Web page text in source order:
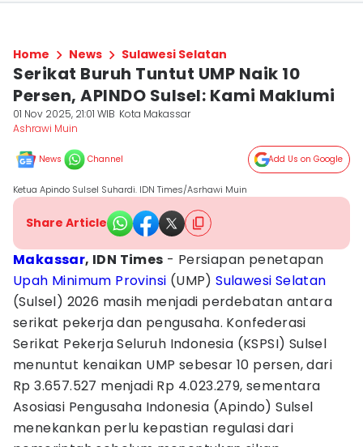
Home News Sulawesi Selatan
Serikat Buruh Tuntut UMP Naik 10
Persen, APINDO Sulsel: Kami Maklumi
01 Nov 2025, 21:01 WIB Kota Makassar
Ashrawi Muin
News Channel Add Us on Google
Ketua Apindo Sulsel Suhardi. IDN Times/Asrhawi Muin
Share Article
Makassar, IDN Times - Persiapan penetapan
Upah Minimum Provinsi (UMP)Sulawesi Selatan
(Sulsel) 2026 masih menjadi perdebatan antara
serikat pekerja dan pengusaha. Konfederasi
Serikat Pekerja Seluruh Indonesia (KSPSI) Sulsel
menuntut kenaikan UMP sebesar 10 persen, dari
Rp 3.657.527 menjadi Rp 4.023.279, sementara
Asosiasi Pengusaha Indonesia (Apindo) Sulsel
menekankan perlu kepastian regulasi dari